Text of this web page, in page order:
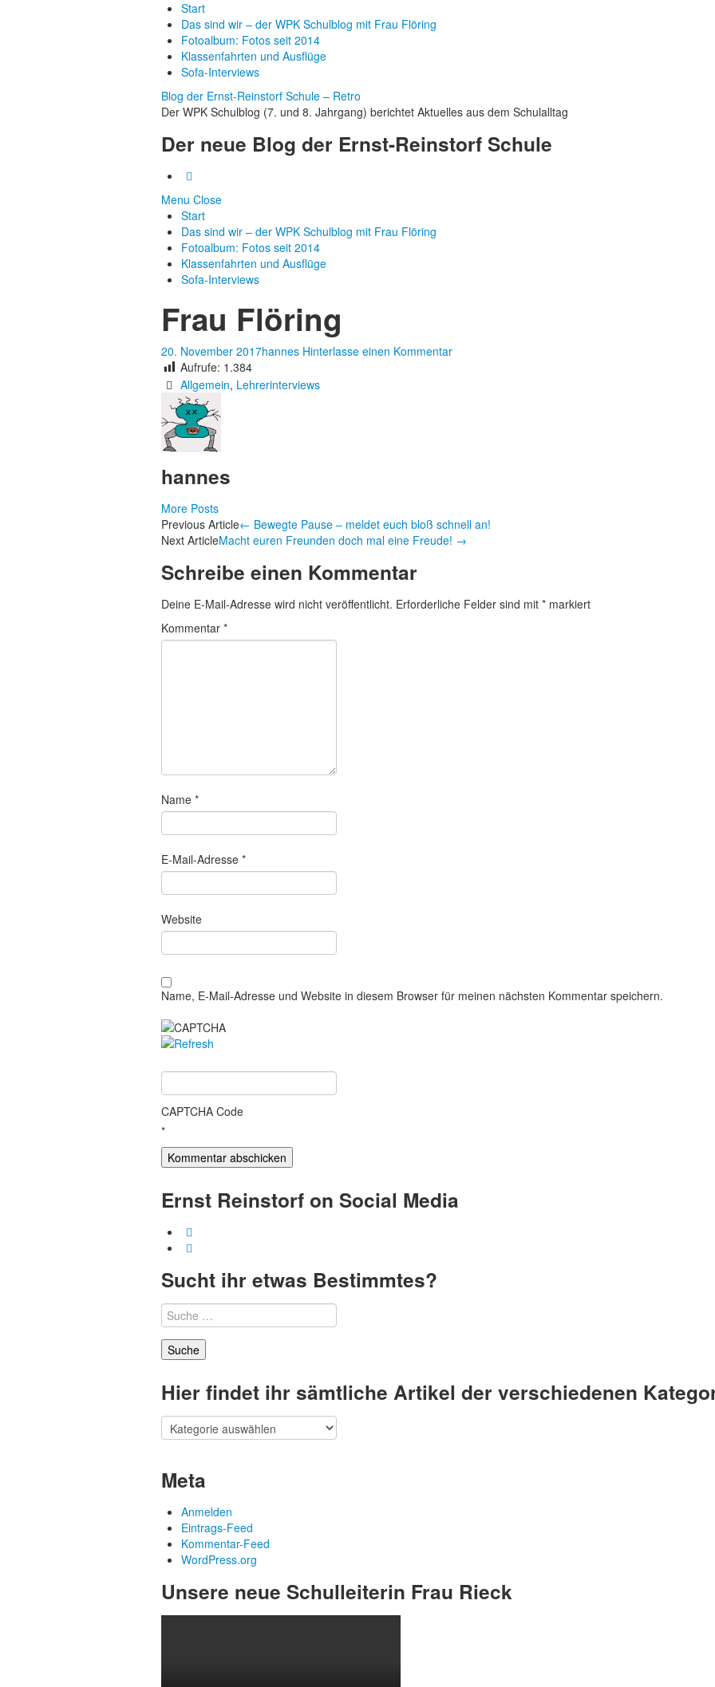
Start
Das sind wir – der WPK Schulblog mit Frau Flöring
Fotoalbum: Fotos seit 2014
Klassenfahrten und Ausflüge
Sofa-Interviews
Blog der Ernst-Reinstorf Schule – Retro
Der WPK Schulblog (7. und 8. Jahrgang) berichtet Aktuelles aus dem Schulalltag
Der neue Blog der Ernst-Reinstorf Schule
Menu Close
Start
Das sind wir – der WPK Schulblog mit Frau Flöring
Fotoalbum: Fotos seit 2014
Klassenfahrten und Ausflüge
Sofa-Interviews
Frau Flöring
20. November 2017hannes Hinterlasse einen Kommentar
Aufrufe: 1.384
Allgemein, Lehrerinterviews
hannes
More Posts
Artikel-
Navigation
Previous Article← Bewegte Pause – meldet euch bloß schnell an!
Next ArticleMacht euren Freunden doch mal eine Freude! →
Schreibe einen Kommentar
Deine E-Mail-Adresse wird nicht veröffentlicht. Erforderliche Felder sind mit * markiert
Kommentar *
Name *
E-Mail-Adresse *
Website
Name, E-Mail-Adresse und Website in diesem Browser für meinen nächsten Kommentar speichern.
CAPTCHA Code
*
Ernst Reinstorf on Social Media
Sucht ihr etwas Bestimmtes?
Suche
nach:
Hier findet ihr sämtliche Artikel der verschiedenen
Hier
findet
sämtliche
Artikel
verschiedenen
Kategorien
Meta
Anmelden
Eintrags-Feed
Kommentar-Feed
WordPress.org
Unsere neue Schulleiterin Frau Rieck